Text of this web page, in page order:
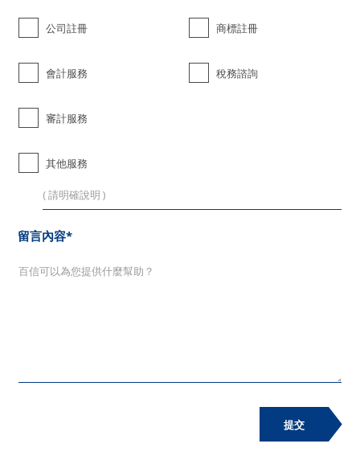
公司註冊 商標註冊
會計服務 稅務諮詢
審計服務
其他服務
留言內容*
提交